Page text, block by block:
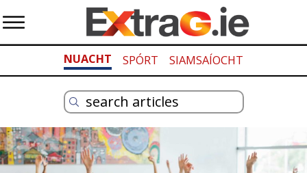
NUACHT SPÓRT SIAMSAÍOCHT